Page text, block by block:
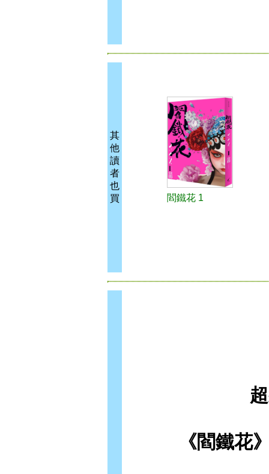
其
他
讀
者
也
買
閻鐵花 1
《閻鐵花